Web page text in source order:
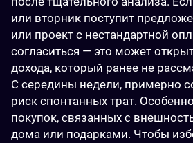
или вторник поступит
или проект с нестандартной
согласиться — это может
дохода, который ранее не
С середины недели, примерно
риск спонтанных трат.
покупок, связанных с
дома или подарками. Чтобы